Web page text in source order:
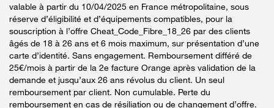
valable à partir du 10/04/2025 en France métropolitaine, sous
réserve d’éligibilité et d’équipements compatibles, pour la
souscription à l’offre Cheat_Code_Fibre_18_26 par des clients
âgés de 18 à 26 ans et 6 mois maximum, sur présentation d’une
carte d’identité. Sans engagement. Remboursement différé de
25€/mois à partir de la 2e facture Orange après validation de la
demande et jusqu’aux 26 ans révolus du client. Un seul
remboursement par client. Non cumulable. Perte du
remboursement en cas de résiliation ou de changement d’offre.